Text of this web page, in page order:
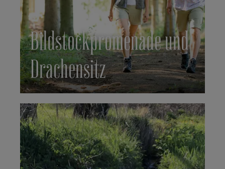
Bildstockpromenade und
Drachensitz